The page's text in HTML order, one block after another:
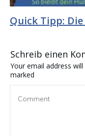
Quick Tipp:
Schreib einen
Your email address
marked